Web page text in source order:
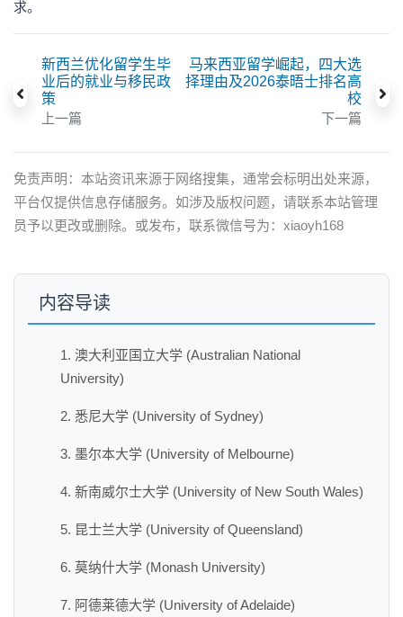
求。
新西兰优化留学生毕
业后的就业与移民政
策
上一篇
马来西亚留学崛起，四大选
择理由及2026泰晤士排名高
校
下一篇
免责声明：本站资讯来源于网络搜集，通常会标明出处来源，
平台仅提供信息存储服务。如涉及版权问题，请联系本站管理
员予以更改或删除。或发布，联系微信号为：xiaoyh168
内容导读
1. 澳大利亚国立大学 (Australian National
University)
2. 悉尼大学 (University of Sydney)
3. 墨尔本大学 (University of Melbourne)
4. 新南威尔士大学 (University of New South Wales)
5. 昆士兰大学 (University of Queensland)
6. 莫纳什大学 (Monash University)
7. 阿德莱德大学 (University of Adelaide)